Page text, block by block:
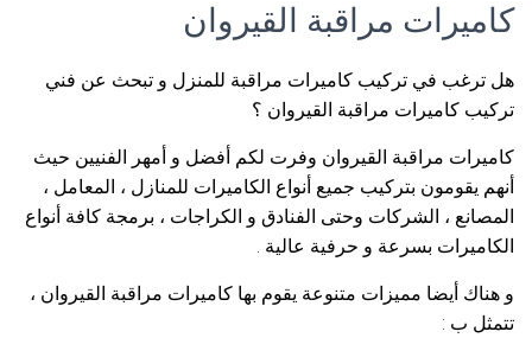
كاميرات مراقبة القيروان
هل ترغب في تركيب كاميرات مراقبة للمنزل و تبحث عن فني
تركيب كاميرات مراقبة القيروان ؟
كاميرات مراقبة القيروان وفرت لكم أفضل و أمهر الفنيين حيث
أنهم يقومون بتركيب جميع أنواع الكاميرات للمنازل ، المعامل ،
المصانع ، الشركات وحتى الفنادق و الكراجات ، برمجة كافة أنواع
الكاميرات بسرعة و حرفية عالية .
و هناك أيضا مميزات متنوعة يقوم بها كاميرات مراقبة القيروان ،
تتمثل ب :